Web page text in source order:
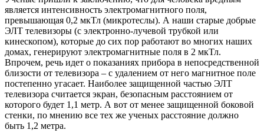
является интенсивность электромагнитного поля,
превышающая 0,2 мкТл (микротеслы). А наши старые добрые
ЭЛТ телевизоры (с электронно-лучевой трубкой или
кинескопом), которые до сих пор работают во многих наших
домах, генерируют электромагнитные поля в 2 мкТл.
Впрочем, речь идет о показаниях прибора в непосредственной
близости от телевизора – с удалением от него магнитное поле
постепенно угасает. Наиболее защищенной частью ЭЛТ
телевизора считается экран, безопасным расстоянием от
которого будет 1,1 метр. А вот от менее защищенной боковой
стенки, по мнению все тех же ученых расстояние должно
быть 1,2 метра.